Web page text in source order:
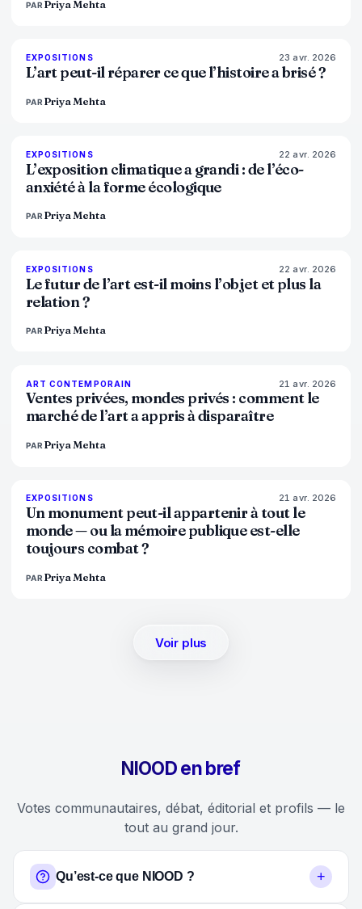
PAR Priya Mehta
79% 56
EXPOSITIONS 23 avr. 2026
L’art peut-il réparer ce que l’histoire a brisé ?
PAR Priya Mehta
74% 44
EXPOSITIONS 22 avr. 2026
L’exposition climatique a grandi : de l’éco-
anxiété à la forme écologique
PAR Priya Mehta
% 117
EXPOSITIONS 22 avr. 2026
Le futur de l’art est-il moins l’objet et plus la
relation ?
PAR Priya Mehta
72% 52
ART CONTEMPORAIN 21 avr. 2026
Ventes privées, mondes privés : comment le
marché de l’art a appris à disparaître
PAR Priya Mehta
77% 45
EXPOSITIONS 21 avr. 2026
Un monument peut-il appartenir à tout le
monde — ou la mémoire publique est-elle
toujours combat ?
PAR Priya Mehta
Voir plus
NIOOD en bref
Votes communautaires, débat, éditorial et profils — le
tout au grand jour.
Qu’est-ce que NIOOD ? +